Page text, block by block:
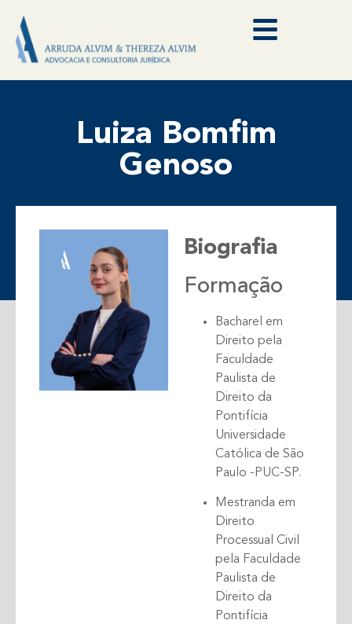
Luiza Bomfim
Genoso
Biografia
Formação
Bacharel em
Direito pela
Faculdade
Paulista de
Direito da
Pontifícia
Universidade
Católica de São
Paulo -PUC-SP.
Mestranda em
Direito
Processual Civil
pela Faculdade
Paulista de
Direito da
Pontifícia